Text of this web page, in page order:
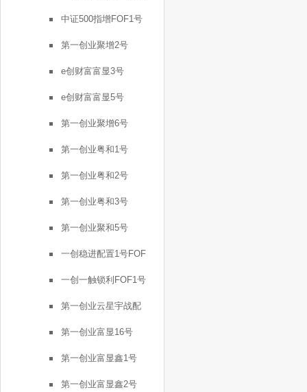
中证500指增FOF1号
第一创业聚增2号
e创财富富显3号
e创财富富显5号
第一创业聚增6号
第一创业粤和1号
第一创业粤和2号
第一创业粤和3号
第一创业聚和5号
一创稳进配置1号FOF
一创一触锁利FOF1号
第一创业云星宇战配
第一创业富显16号
第一创业富显鑫1号
第一创业富显鑫2号